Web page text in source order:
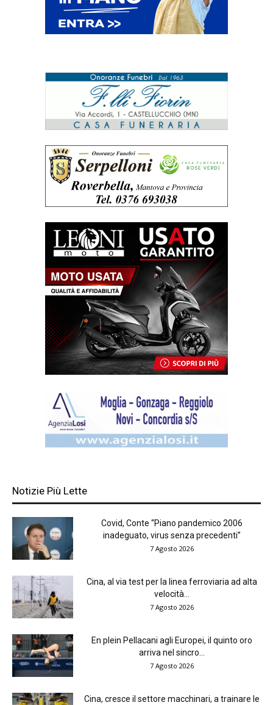
Notizie Più Lette
Covid, Conte “Piano pandemico 2006
inadeguato, virus senza precedenti”
7 Agosto 2026
Cina, al via test per la linea ferroviaria ad alta
velocità...
7 Agosto 2026
En plein Pellacani agli Europei, il quinto oro
arriva nel sincro...
7 Agosto 2026
Cina, cresce il settore macchinari, a trainare le